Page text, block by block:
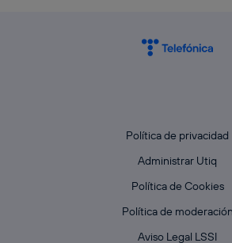
Política de privacidad
Administrar Utiq
Política de Cookies
Política de moderación
Aviso Legal LSSI